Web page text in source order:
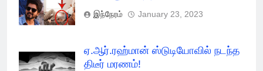
இந்நேரம் January 23, 2023
ஏ.ஆர்.ரஹ்மான் ஸ்டுடியோவில் நடந்த
திடீர் மரணம்!